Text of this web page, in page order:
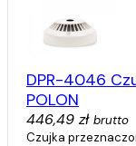
DPR-4046
POLON
446,49 zł brutto
Czujka